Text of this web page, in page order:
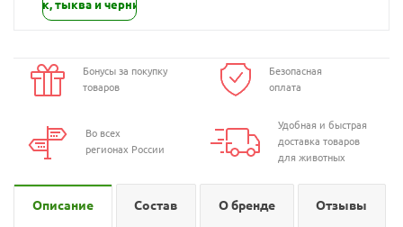
тыква и черника
Бонусы за покупку
товаров
Безопасная
оплата
Во всех
регионах России
Удобная и быстрая
доставка товаров
для животных
Описание Состав О бренде Отзывы